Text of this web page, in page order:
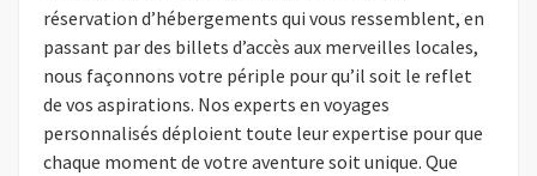
réservation d’hébergements qui vous ressemblent, en
passant par des billets d’accès aux merveilles locales,
nous façonnons votre périple pour qu’il soit le reflet
de vos aspirations. Nos experts en voyages
personnalisés déploient toute leur expertise pour que
chaque moment de votre aventure soit unique. Que